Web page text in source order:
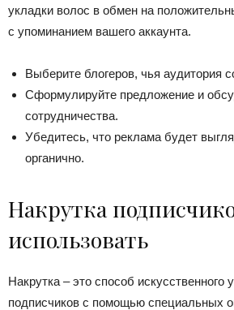
укладки волос в обмен на
с упоминанием вашего аккаунта.
Выберите блогеров, чья аудитория
Сформулируйте предложение и
сотрудничества.
Убедитесь, что реклама будет
органично.
Накрутка
использовать
Накрутка – это способ искусственного
подписчиков с помощью специальных